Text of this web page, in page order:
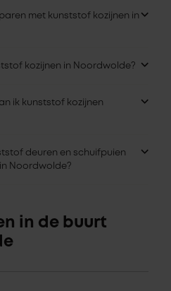
met kunststof kozijnen in
kozijnen in Noordwolde?
ik kunststof kozijnen
deuren en schuifpuien
Noordwolde?
in de buurt